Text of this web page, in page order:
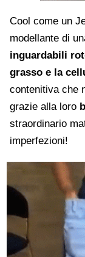
Cool come un
modellante di
inguardabili
grasso e la
contenitiva che
grazie alla loro
straordinario
imperfezioni!